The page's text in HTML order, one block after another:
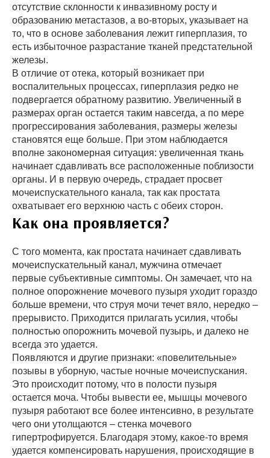
отсутствие склонности к инвазивному росту и
образованию метастазов, а во-вторых, указывает на
то, что в основе заболевания лежит гиперплазия, то
есть избыточное разрастание тканей предстательной
железы.
В отличие от отека, который возникает при
воспалительных процессах, гиперплазия редко не
подвергается обратному развитию. Увеличенный в
размерах орган остается таким навсегда, а по мере
прогрессирования заболевания, размеры железы
становятся еще больше. При этом наблюдается
вполне закономерная ситуация: увеличенная ткань
начинает сдавливать все расположенные поблизости
органы. И в первую очередь, страдает просвет
мочеиспускательного канала, так как простата
охватывает его верхнюю часть с обеих сторон.
Как она проявляется?
С того момента, как простата начинает сдавливать
мочеиспускательный канал, мужчина отмечает
первые субъективные симптомы. Он замечает, что на
полное опорожнение мочевого пузыря уходит гораздо
больше времени, что струя мочи течет вяло, нередко –
прерывисто. Приходится прилагать усилия, чтобы
полностью опорожнить мочевой пузырь, и далеко не
всегда это удается.
Появляются и другие признаки: «повелительные»
позывы в уборную, частые ночные мочеиспускания.
Это происходит потому, что в полости пузыря
остается моча. Чтобы вывести ее, мышцы мочевого
пузыря работают все более интенсивно, в результате
чего они утолщаются – стенка мочевого
гипертрофируется. Благодаря этому, какое-то время
удается компенсировать нарушения, происходящие в